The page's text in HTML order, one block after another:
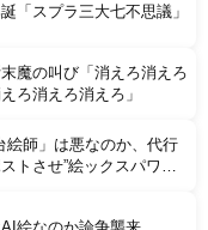
「スプラ三大七不思議」
魔の叫び「消えろ消えろ
ろ消えろ消えろ」
絵師」は悪なのか、代行
トさせ”絵ックスパワ